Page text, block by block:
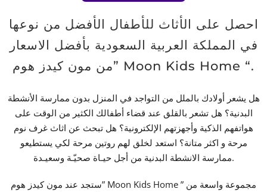
احصل على الأثاث للأطفال الأفضل من نوعها
في المملكة العربية السعودية بأفضل الاسعار
من مون كيدز هوم” Moon Kids Home “.
هل يشعر أولادك بالملل من التواجد في المنزل بدون ممارسة الأنشطة
البدنية؟ هل تشعر بالقلق عند قضاء أطفالك الكثير من الوقت على
هواتفهم الذكية وأجهزتهم الإلكترونية؟ هل تبحث عن اثاث غرف نوم
مرحة و اكثر متانة؟ استعد لخلق لهم روتين مرحة لكي يستطيعو
ممارسة الانشطة البدنية من أجل حيـاة صحيّـة وسعيـدة.
ستجد عند مون كيدز هوم” Moon Kids Home ” مجموعة واسعة من